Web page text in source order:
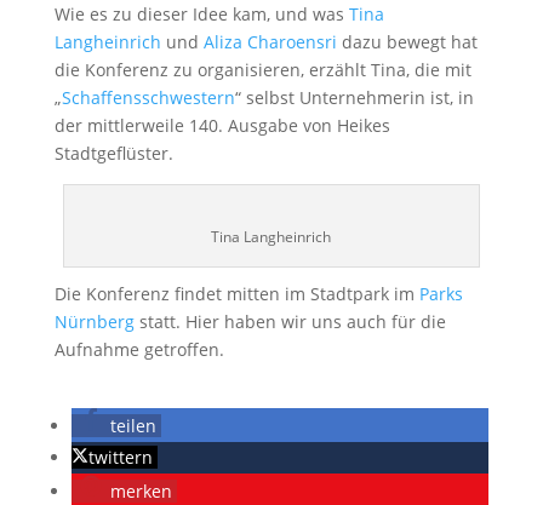
Wie es zu dieser Idee kam, und was Tina
Langheinrich und Aliza Charoensri dazu bewegt hat
die Konferenz zu organisieren, erzählt Tina, die mit
„Schaffensschwestern“ selbst Unternehmerin ist, in
der mittlerweile 140. Ausgabe von Heikes
Stadtgeflüster.
Tina Langheinrich
Die Konferenz findet mitten im Stadtpark im Parks
Nürnbergstatt. Hier haben wir uns auch für die
Aufnahme getroffen.
teilen
twittern
merken